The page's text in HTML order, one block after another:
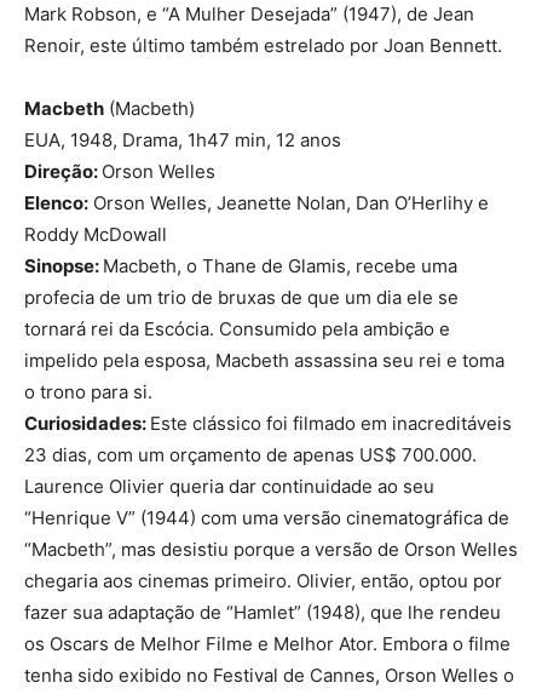
Mark Robson, e “A Mulher Desejada” (1947), de Jean
Renoir, este último também estrelado por Joan Bennett.
Macbeth (Macbeth)
EUA, 1948, Drama, 1h47 min, 12 anos
Direção: Orson Welles
Elenco: Orson Welles, Jeanette Nolan, Dan O’Herlihy e
Roddy McDowall
Sinopse: Macbeth, o Thane de Glamis, recebe uma
profecia de um trio de bruxas de que um dia ele se
tornará rei da Escócia. Consumido pela ambição e
impelido pela esposa, Macbeth assassina seu rei e toma
o trono para si.
Curiosidades: Este clássico foi filmado em inacreditáveis
23 dias, com um orçamento de apenas US$ 700.000.
Laurence Olivier queria dar continuidade ao seu
“Henrique V” (1944) com uma versão cinematográfica de
“Macbeth”, mas desistiu porque a versão de Orson Welles
chegaria aos cinemas primeiro. Olivier, então, optou por
fazer sua adaptação de “Hamlet” (1948), que lhe rendeu
os Oscars de Melhor Filme e Melhor Ator. Embora o filme
tenha sido exibido no Festival de Cannes, Orson Welles o